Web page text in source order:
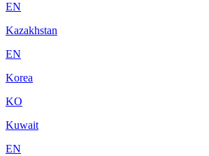
EN
Kazakhstan
EN
Korea
KO
Kuwait
EN